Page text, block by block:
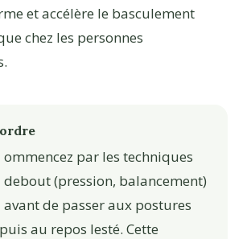
et accélère le basculement
chez les personnes
ommencez par les techniques
debout (pression, balancement)
avant de passer aux postures
au repos lesté. Cette